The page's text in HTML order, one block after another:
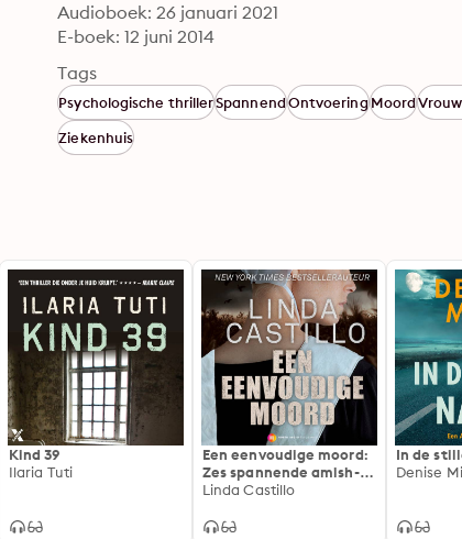
Audioboek: 26 januari 2021
E-boek: 12 juni 2014
Tags
Psychologische thrillerSpannendOntvoeringMoord
Ziekenhuis
Kind 39
Ilaria Tuti
Een eenvoudige moord:
Zes spannende amish-
verhalen
Linda Castillo
In de
Denise